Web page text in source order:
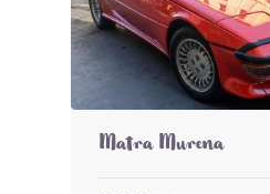
Matra Murena